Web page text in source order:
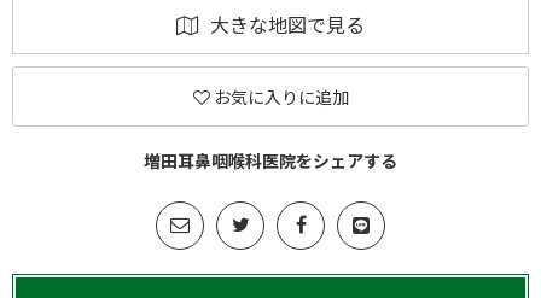
大きな地図で見る
お気に入りに追加
増田耳鼻咽喉科医院をシェアする